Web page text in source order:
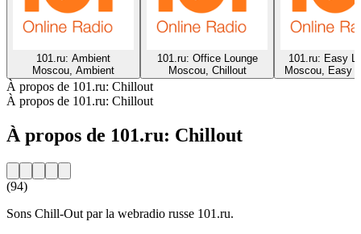
101.ru: Ambient
Moscou, Ambient
101.ru: Office Lounge
Moscou, Chillout
101.ru: Easy
Moscou, Easy
À propos de 101.ru: Chillout
À propos de 101.ru: Chillout
À propos de 101.ru: Chillout
(94)
Sons Chill-Out par la webradio russe 101.ru.